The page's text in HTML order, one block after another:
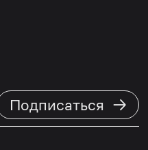
Подписаться →